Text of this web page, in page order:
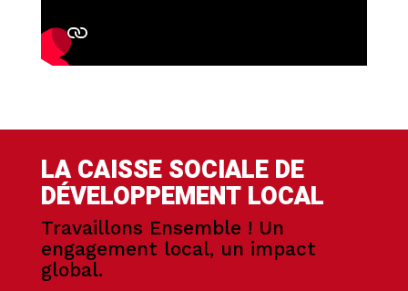
LA CAISSE SOCIALE DE
DÉVELOPPEMENT LOCAL
Travaillons Ensemble ! Un
engagement local, un impact
global.